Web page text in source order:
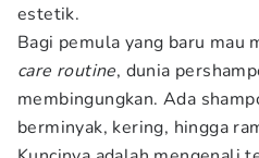
estetik.
Bagi pemula yang baru mau
care routine, dunia
membingungkan. Ada
berminyak, kering, hingga